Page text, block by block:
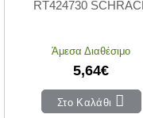
RT424730
Άμεσα Διαθέσιμο
5,64€
Στο Καλάθι